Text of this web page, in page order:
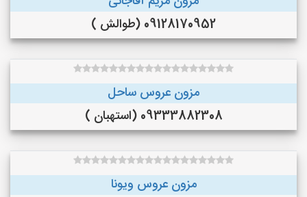
09128170952 (طوالش )
مزون عروس ساحل
09333882308 (استهبان )
مزون عروس ویونا